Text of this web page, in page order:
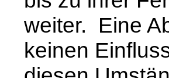
weiter. Eine
keinen